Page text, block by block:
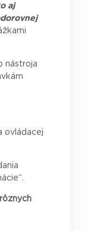
aj
nástroja
ovládacej